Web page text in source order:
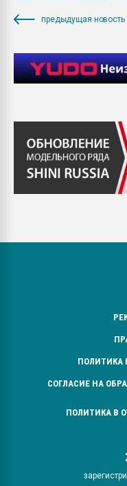
предыдущая новость
ПОЛИТИКА
СОГЛАСИЕ НА
ПОЛИТИКА В